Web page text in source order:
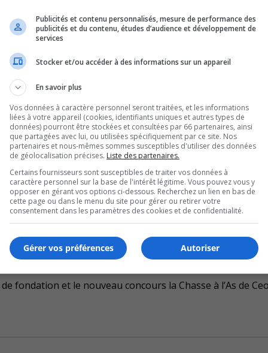
gouvernement.
toujours actuel pour la radio régionale.
nationaux a été enregistrée durant la dernière
ventes régionales.
et ils sont plus nombreux aussi à consulter le site
pour l’année en cours sont positives et tendent vers une
estimé à15 000 fidèles.
en développement, comme la diffusion vidéo
auprès des auditeurs.
fondation et le nouveau concours la Chasse à l’As de
Publicités et contenu personnalisés, mesure de performance des
publicités et du contenu, études d’audience et développement de
services
Stocker et/ou accéder à des informations sur un appareil
En savoir plus
Vos données à caractère personnel seront traitées, et les informations
liées à votre appareil (cookies, identifiants uniques et autres types de
données) pourront être stockées et consultées par 66 partenaires, ainsi
que partagées avec lui, ou utilisées spécifiquement par ce site. Nos
partenaires et nous-mêmes sommes susceptibles d'utiliser des données
de géolocalisation précises. Liste des partenaires.
Certains fournisseurs sont susceptibles de traiter vos données à
caractère personnel sur la base de l'intérêt légitime. Vous pouvez vous y
opposer en gérant vos options ci-dessous. Recherchez un lien en bas de
cette page ou dans le menu du site pour gérer ou retirer votre
consentement dans les paramètres des cookies et de confidentialité.
Autoriser
Gérer vos préférences